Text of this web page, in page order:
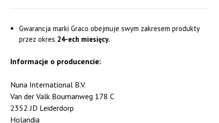
Gwarancja marki Graco obejmuje swym zakresem produkty
przez okres 24-ech miesięcy.
Informacje o producencie:
Nuna International B.V.
Van der Valk Boumanweg 178 C
2352 JD Leiderdorp
Holandia